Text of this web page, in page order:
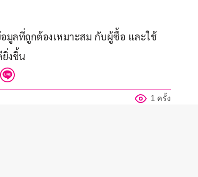
มูลที่ถูกต้องเหมาะสม กับผู้ซื้อ และใช้
งขึ้น
1 ครั้ง